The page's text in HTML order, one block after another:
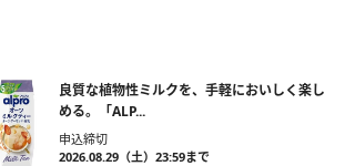
良質な植物性ミルクを、手軽においしく楽し
める。「ALP...
申込締切
2026.08.29（土）23:59まで